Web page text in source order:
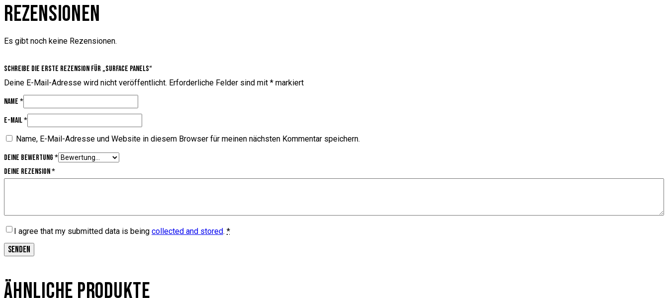
REZENSIONEN
Es gibt noch keine Rezensionen.
Schreibe die erste Rezension für „Surface panels“
Deine E-Mail-Adresse wird nicht veröffentlicht. Erforderliche Felder sind mit * markiert
Name *
E-Mail*
Name, E-Mail-Adresse und Website in diesem Browser für meinen nächsten Kommentar speichern.
Deine Bewertung *
Deine Rezension*
I agree that my submitted data is being collected and stored. *
ÄHNLICHE PRODUKTE